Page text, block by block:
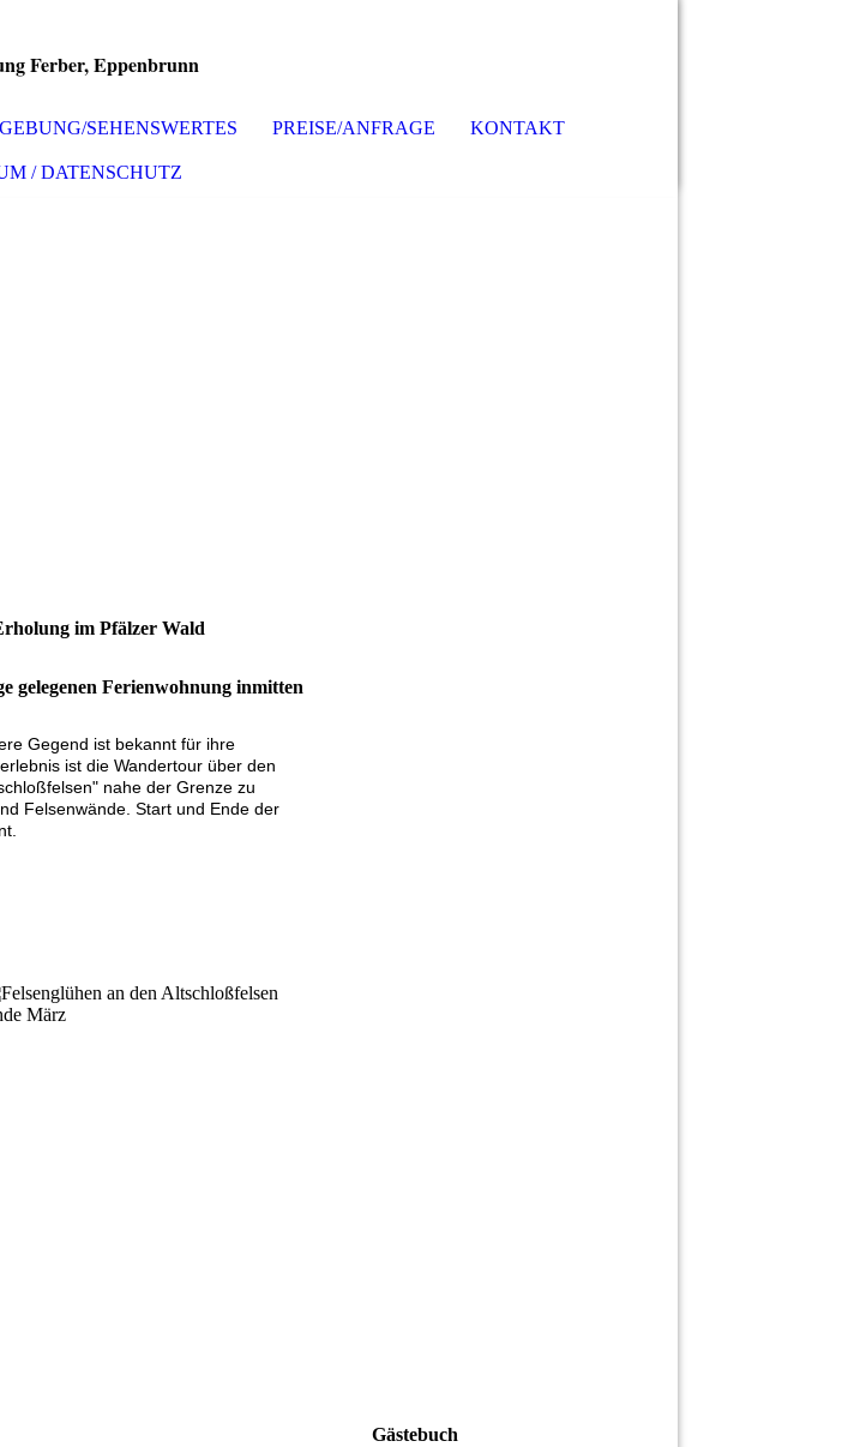
Ferber, Eppenbrunn
SEHENSWERTES PREISE/ANFRAGE KONTAKT
/ DATENSCHUTZ
im Pfälzer Wald
gelegenen Ferienwohnung inmitten
Gegend ist bekannt für ihre
ist die Wandertour über den
nahe der Grenze zu
Felsenwände. Start und Ende der
Gästebuch